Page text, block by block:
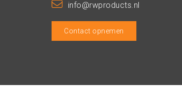
info@rwproducts.nl
Contact opnemen